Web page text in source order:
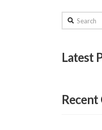
Search
Latest
Recent